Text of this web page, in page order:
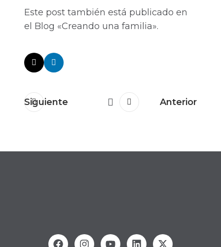
Este post también está publicado en
el Blog «Creando una familia».
Siguiente Anterior